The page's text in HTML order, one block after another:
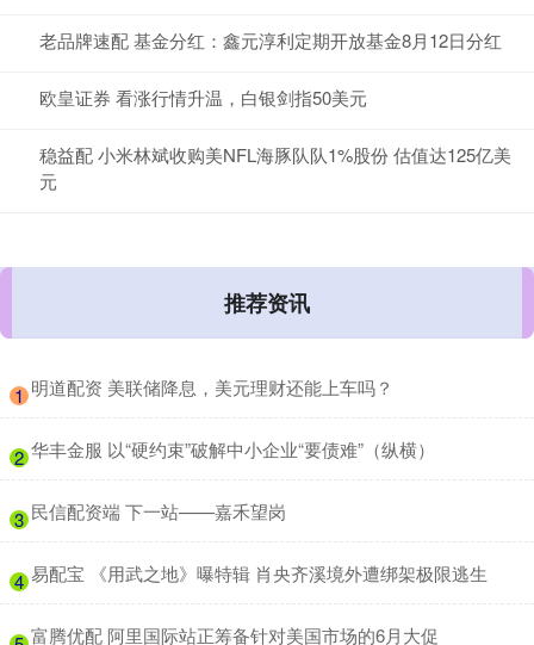
老品牌速配 基金分红：鑫元淳利定期开放基金8月12日分红
欧皇证券 看涨行情升温，白银剑指50美元
稳益配 小米林斌收购美NFL海豚队队1%股份 估值达125亿美
元
推荐资讯
1 ​明道配资 美联储降息，美元理财还能上车吗？
2 ​华丰金服 以“硬约束”破解中小企业“要债难”（纵横）
3 ​民信配资端 下一站——嘉禾望岗
4 ​易配宝 《用武之地》曝特辑 肖央齐溪境外遭绑架极限逃生
​富腾优配 阿里国际站正筹备针对美国市场的6月大促